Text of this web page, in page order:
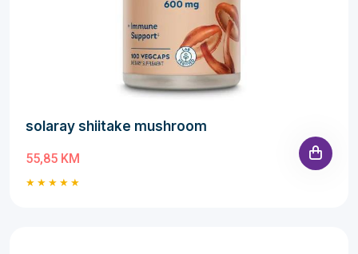
solaray shiitake mushroom
55,85 KM